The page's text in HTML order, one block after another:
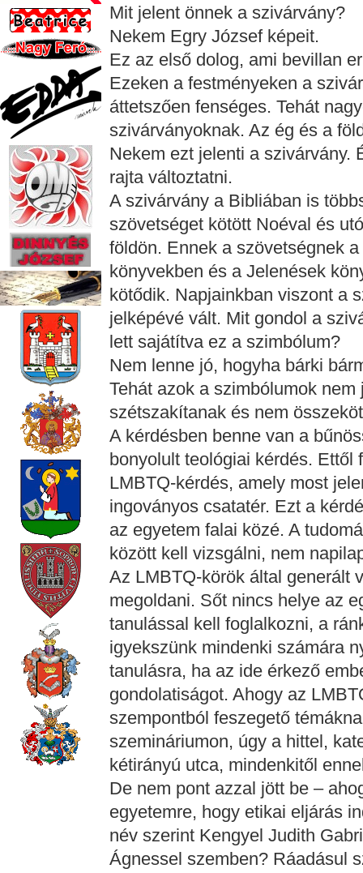
Mit jelent önnek a szivárvány?
Nekem Egry József képeit.
Ez az első dolog, ami bevillan
Ezeken a festményeken a
áttetszően fenséges. Tehát
szivárványoknak. Az ég és a
Nekem ezt jelenti a szivárvány.
rajta változtatni.
A szivárvány a Bibliában is
szövetséget kötött Noéval és
földön. Ennek a szövetségnek
könyvekben és a Jelenések
kötődik. Napjainkban viszont a
jelképévé vált. Mit gondol a
lett sajátítva ez a szimbólum?
Nem lenne jó, hogyha bárki
Tehát azok a szimbólumok
szétszakítanak és nem
A kérdésben benne van a
bonyolult teológiai kérdés. Ettől
LMBTQ-kérdés, amely most
ingoványos csatatér. Ezt a
az egyetem falai közé. A
között kell vizsgálni, nem
Az LMBTQ-körök által generált
megoldani. Sőt nincs helye az
tanulással kell foglalkozni, a
igyekszünk mindenki számára
tanulásra, ha az ide érkező
gondolatiságot. Ahogy az
szempontból feszegető
szemináriumon, úgy a hittel,
kétirányú utca, mindenkitől
De nem pont azzal jött be –
egyetemre, hogy etikai eljárás
név szerint Kengyel Judith
Ágnessel szemben? Ráadásul